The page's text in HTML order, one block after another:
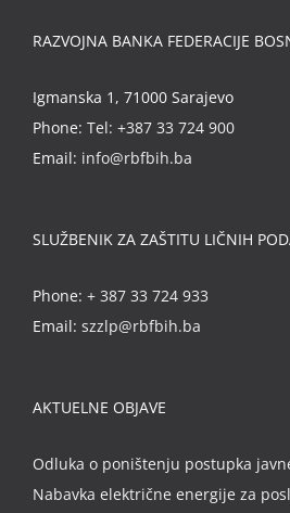
RAZVOJNA BANKA FEDERACIJE
Igmanska 1, 71000 Sarajevo
Phone: Tel: +387 33 724 900
Email: info@rbfbih.ba
SLUŽBENIK ZA ZAŠTITU LIČNIH
Phone: + 387 33 724 933
Email: szzlp@rbfbih.ba
AKTUELNE OBJAVE
Odluka o poništenju postupka
Nabavka električne energije za